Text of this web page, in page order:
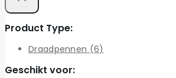
Product Type:
Draadpennen (6)
Geschikt voor: